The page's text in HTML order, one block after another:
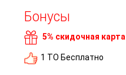
Бонусы
5% скидочная карта
1 ТО Бесплатно